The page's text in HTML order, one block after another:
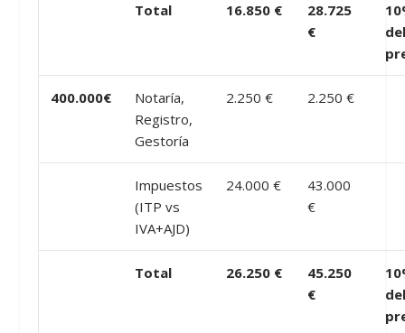
Total 16.850 €
28.725
€
400.000€
Notaría,
Registro,
Gestoría
2.250 € 2.250 €
Impuestos
(ITP vs
IVA+AJD)
24.000 €
43.000
€
Total 26.250 €
45.250
€